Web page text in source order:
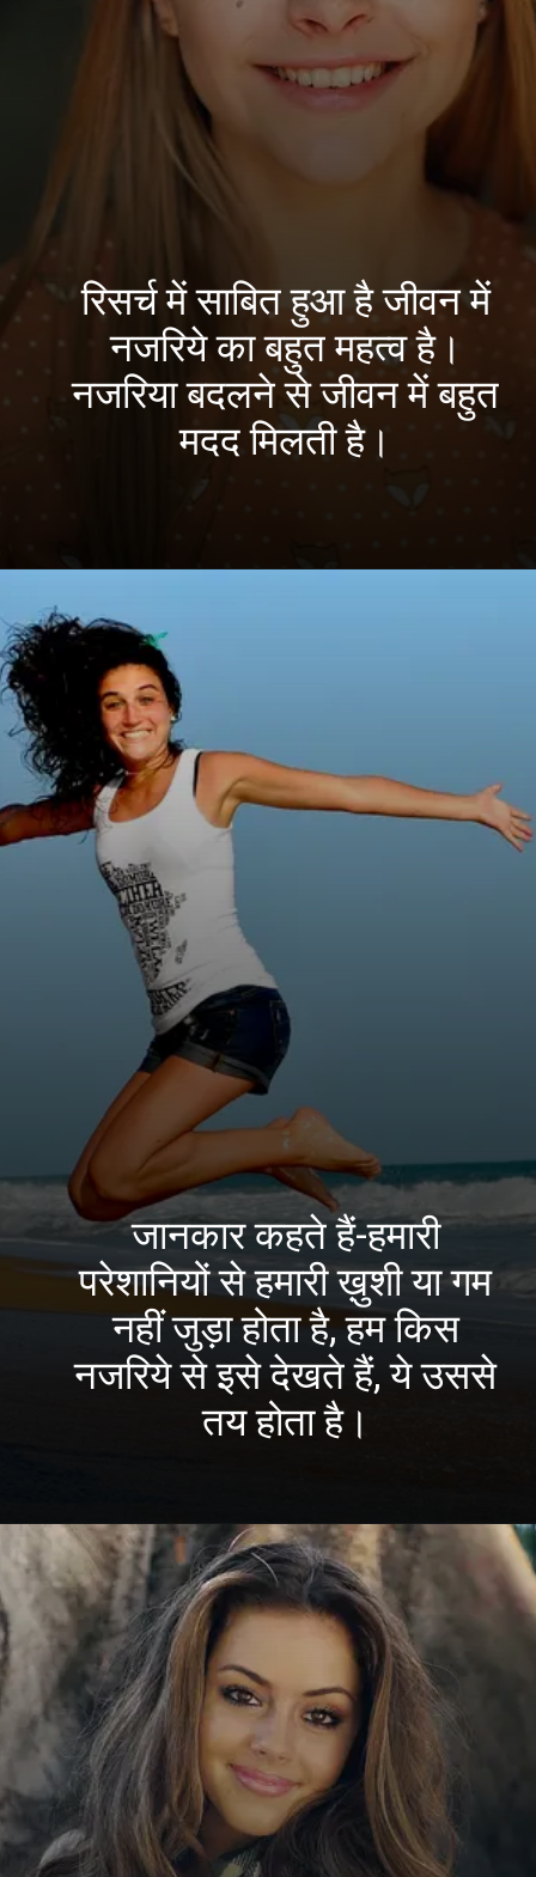
रिसर्च में साबित हुआ है जीवन में
नजरिये का बहुत महत्व है।
नजरिया बदलने से जीवन में बहुत
मदद मिलती है।
जानकार कहते हैं-हमारी
परेशानियों से हमारी ख़ुशी या गम
नहीं जुड़ा होता है, हम किस
नजरिये से इसे देखते हैं, ये उससे
तय होता है।